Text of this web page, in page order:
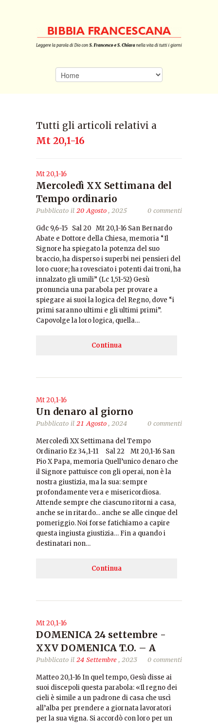
Tutti gli articoli relativi a
Mt 20,1-16
Mt 20,1-16
Mercoledì XX Settimana del
Tempo ordinario
Pubblicato il 20 Agosto, 2025 0 commenti
Gdc 9,6-15 Sal 20 Mt 20,1-16 San Bernardo
Abate e Dottore della Chiesa, memoria “Il
Signore ha spiegato la potenza del suo
braccio, ha disperso i superbi nei pensieri del
loro cuore; ha rovesciato i potenti dai troni, ha
innalzato gli umili” (Lc 1,51-52) Gesù
pronuncia una parabola per provare a
spiegare ai suoi la logica del Regno, dove “i
primi saranno ultimi e gli ultimi primi”.
Capovolge la loro logica, quella…
Continua
Mt 20,1-16
Un denaro al giorno
Pubblicato il 21 Agosto, 2024 0 commenti
Mercoledì XX Settimana del Tempo
Ordinario Ez 34,1-11 Sal 22 Mt 20,1-16 San
Pio X Papa, memoria Quell’unico denaro che
il Signore pattuisce con gli operai, non è la
nostra giustizia, ma la sua: sempre
profondamente vera e misericordiosa.
Attende sempre che ciascuno ritorni a casa,
anche se in ritardo… anche se alle cinque del
pomeriggio. Noi forse fatichiamo a capire
questa ingiusta giustizia… Fin a quando i
destinatari non…
Continua
Mt 20,1-16
DOMENICA 24 settembre -
XXV DOMENICA T.O. – A
Pubblicato il 24 Settembre, 2023 0 commenti
Matteo 20,1-16 In quel tempo, Gesù disse ai
suoi discepoli questa parabola: «Il regno dei
cieli è simile a un padrone di casa che uscì
all’alba per prendere a giornata lavoratori
per la sua vigna. Si accordò con loro per un